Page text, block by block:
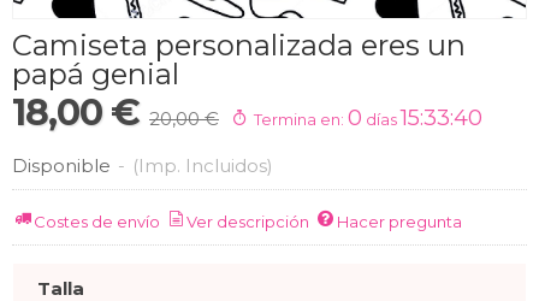
Camiseta personalizada eres un
papá genial
18,00 € 20,00 € Termina en: 0 días15:33:39
Disponible - (Imp. Incluidos)
Costes de envío Ver descripción Hacer pregunta
Talla